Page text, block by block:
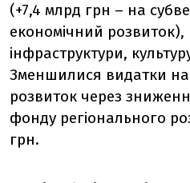
(+7,4 млрд грн – на
економічний розвиток),
інфраструктури,
Зменшилися видатки на
розвиток через
фонду регіонального
грн.